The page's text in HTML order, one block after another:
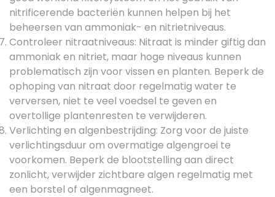
nitrificerende bacteriën kunnen helpen bij het
beheersen van ammoniak- en nitrietniveaus.
Controleer nitraatniveaus: Nitraat is minder giftig dan
ammoniak en nitriet, maar hoge niveaus kunnen
problematisch zijn voor vissen en planten. Beperk de
ophoping van nitraat door regelmatig water te
verversen, niet te veel voedsel te geven en
overtollige plantenresten te verwijderen.
Verlichting en algenbestrijding: Zorg voor de juiste
verlichtingsduur om overmatige algengroei te
voorkomen. Beperk de blootstelling aan direct
zonlicht, verwijder zichtbare algen regelmatig met
een borstel of algenmagneet.